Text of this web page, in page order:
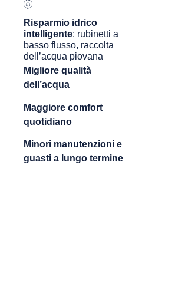
Risparmio idrico
intelligente: rubinetti a
basso flusso, raccolta
dell’acqua piovana
Migliore qualità
dell’acqua
Maggiore comfort
quotidiano
Minori manutenzioni e
guasti a lungo termine